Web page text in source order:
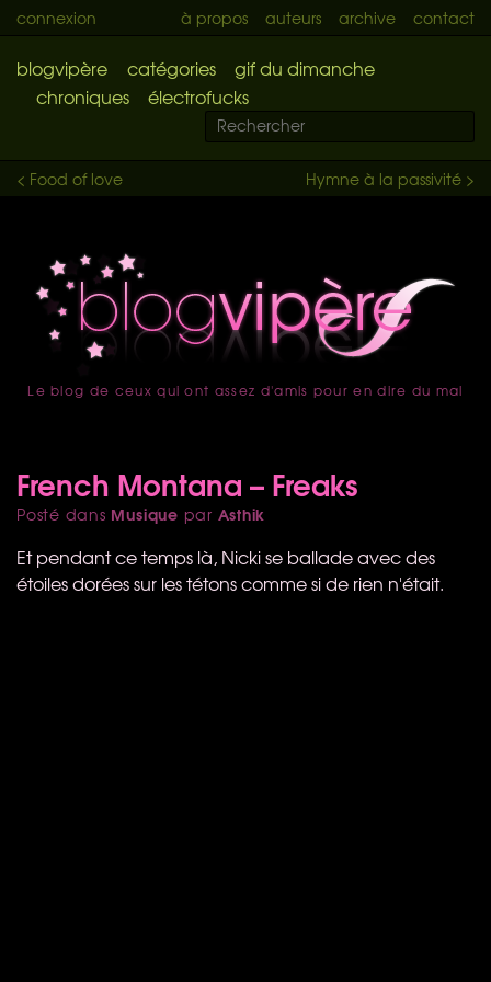
connexion à propos auteurs archive contact
blogvipère catégories
gif du dimanche
chroniques
électrofucks
Hymne à la passivité >
< Food of love
accueil
Le blog de ceux qui ont assez d'amis pour en dire du mal
French Montana – Freaks
Posté dans Musique par Asthik
Et pendant ce temps là, Nicki se ballade avec des
étoiles dorées sur les tétons comme si de rien n'était.